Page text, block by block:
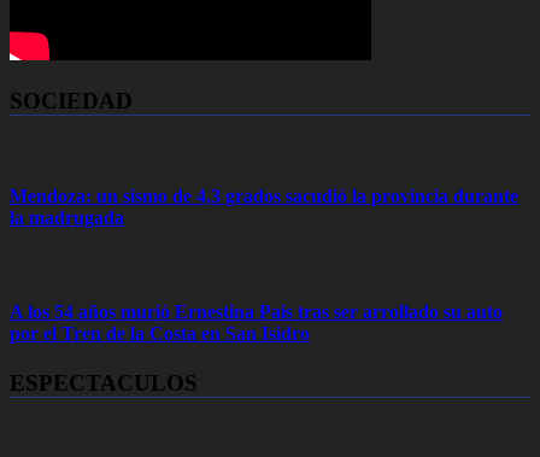
SOCIEDAD
Mendoza: un sismo de 4,3 grados sacudió la provincia durante
la madrugada
A los 54 años murió Ernestina Pais tras ser arrollado su auto
por el Tren de la Costa en San Isidro
ESPECTACULOS